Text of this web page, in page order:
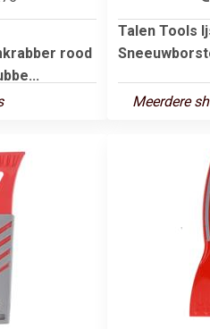
rood
Talen Tools
Meerdere